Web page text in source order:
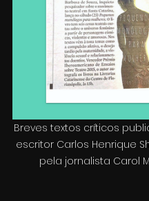
Breves textos críticos
escritor Carlos Henrique
pela jornalista Carol